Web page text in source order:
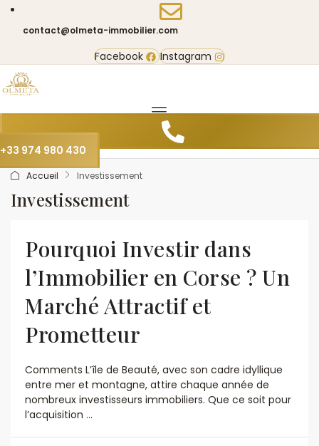
contact@olmeta-immobilier.com
Facebook Instagram
+33 974 980 430
Accueil Investissement
Investissement
Pourquoi Investir dans
l’Immobilier en Corse ? Un
Marché Attractif et
Prometteur
Comments L’île de Beauté, avec son cadre idyllique
entre mer et montagne, attire chaque année de
nombreux investisseurs immobiliers. Que ce soit pour
l’acquisition …